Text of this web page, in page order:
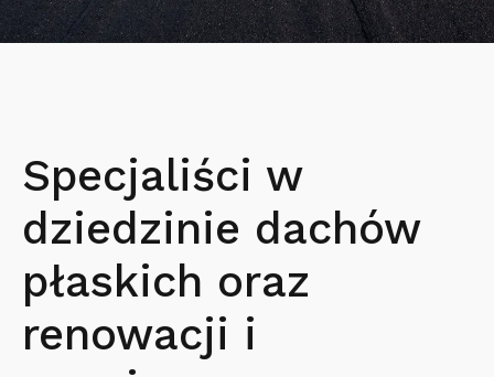
Specjaliści w
dziedzinie dachów
płaskich oraz
renowacji i